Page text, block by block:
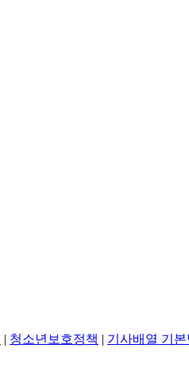
청소년보호정책 기사배열 기